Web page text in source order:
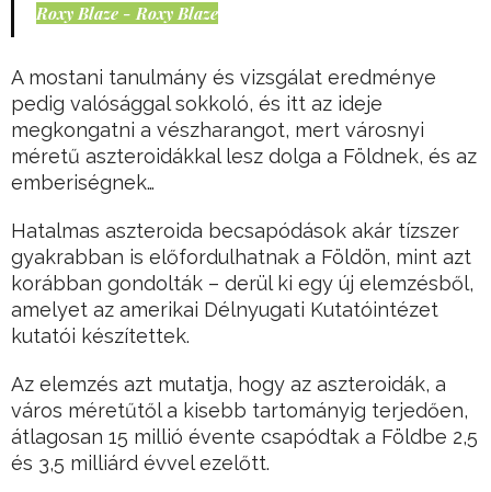
Roxy Blaze - Roxy Blaze
A mostani tanulmány és vizsgálat eredménye
pedig valósággal sokkoló, és itt az ideje
megkongatni a vészharangot, mert városnyi
méretű aszteroidákkal lesz dolga a Földnek, és az
emberiségnek…
Hatalmas aszteroida becsapódások akár tízszer
gyakrabban is előfordulhatnak a Földön, mint azt
korábban gondolták – derül ki egy új elemzésből,
amelyet az amerikai Délnyugati Kutatóintézet
kutatói készítettek.
Az elemzés azt mutatja, hogy az aszteroidák, a
város méretűtől a kisebb tartományig terjedően,
átlagosan 15 millió évente csapódtak a Földbe 2,5
és 3,5 milliárd évvel ezelőtt.